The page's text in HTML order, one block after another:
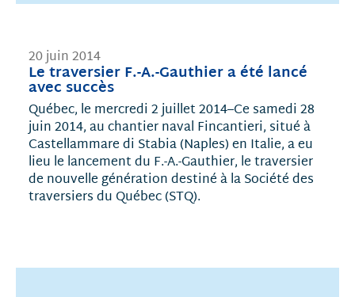
Le traversier F.-A.-Gauthier a été lancé
avec succès
20 juin 2014
Québec, le mercredi 2 juillet 2014–Ce samedi 28
juin 2014, au chantier naval Fincantieri, situé à
Castellammare di Stabia (Naples) en Italie, a eu
lieu le lancement du F.-A.-Gauthier, le traversier
de nouvelle génération destiné à la Société des
traversiers du Québec (STQ).